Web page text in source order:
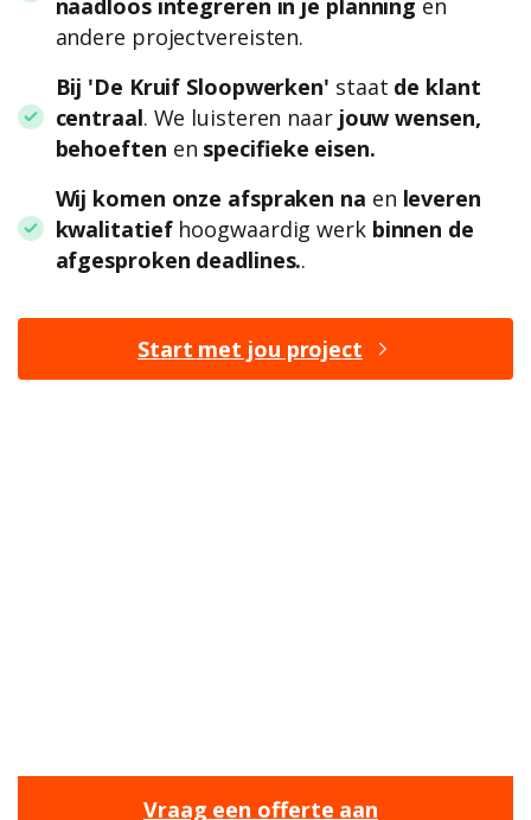
andere projectvereisten.
Bij 'De Kruif Sloopwerken' staat de klant
centraal. We luisteren naar jouw wensen,
behoeften en specifieke eisen.
Wij komen onze afspraken na en leveren
kwalitatiefhoogwaardig werk binnen de
afgesproken deadlines..
Start met jou project
Vraag een offerte aan